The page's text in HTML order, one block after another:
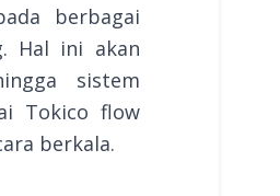
berbagai
Hal ini akan
sistem
Tokico flow
berkala.